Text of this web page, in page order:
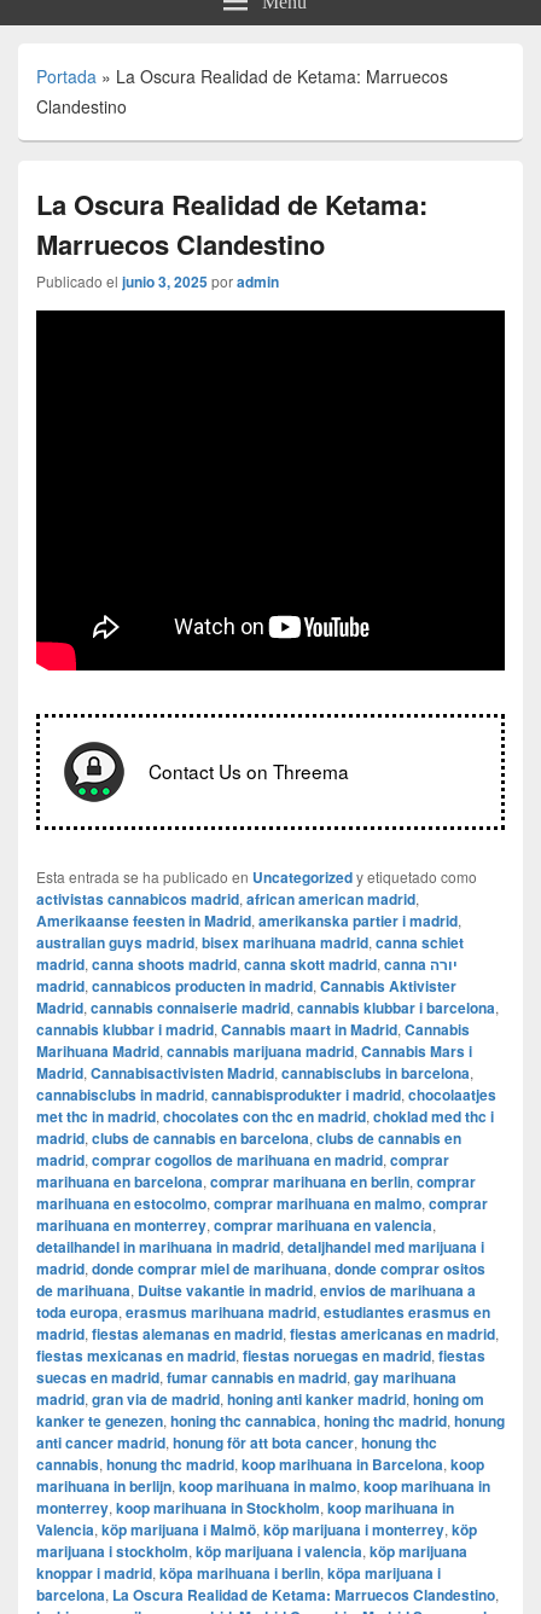
Portada » La Oscura Realidad de Ketama: Marruecos
Clandestino
La Oscura Realidad de Ketama:
Marruecos Clandestino
Publicado el junio 3, 2025poradmin
Contact Us on Threema
Esta entrada se ha publicado en Uncategorizedy etiquetado como
activistas cannabicos madrid, african american madrid,
Amerikaanse feesten in Madrid, amerikanska partier i madrid,
australian guys madrid, bisex marihuana madrid, canna schiet
madrid, canna shoots madrid, canna skott madrid, canna יורה
madrid, cannabicos producten in madrid, Cannabis Aktivister
Madrid, cannabis connaiserie madrid, cannabis klubbar i barcelona,
cannabis klubbar i madrid, Cannabis maart in Madrid, Cannabis
Marihuana Madrid, cannabis marijuana madrid, Cannabis Mars i
Madrid, Cannabisactivisten Madrid, cannabisclubs in barcelona,
cannabisclubs in madrid, cannabisprodukter i madrid, chocolaatjes
met thc in madrid, chocolates con thc en madrid, choklad med thc i
madrid, clubs de cannabis en barcelona, clubs de cannabis en
madrid, comprar cogollos de marihuana en madrid, comprar
marihuana en barcelona, comprar marihuana en berlin, comprar
marihuana en estocolmo, comprar marihuana en malmo, comprar
marihuana en monterrey, comprar marihuana en valencia,
detailhandel in marihuana in madrid, detaljhandel med marijuana i
madrid, donde comprar miel de marihuana, donde comprar ositos
de marihuana, Duitse vakantie in madrid, envios de marihuana a
toda europa, erasmus marihuana madrid, estudiantes erasmus en
madrid, fiestas alemanas en madrid, fiestas americanas en madrid,
fiestas mexicanas en madrid, fiestas noruegas en madrid, fiestas
suecas en madrid, fumar cannabis en madrid, gay marihuana
madrid, gran via de madrid, honing anti kanker madrid, honing om
kanker te genezen, honing thc cannabica, honing thc madrid, honung
anti cancer madrid, honung för att bota cancer, honung thc
cannabis, honung thc madrid, koop marihuana in Barcelona, koop
marihuana in berlijn, koop marihuana in malmo, koop marihuana in
monterrey, koop marihuana in Stockholm, ​​koop marihuana in
Valencia, köp marijuana i Malmö, köp marijuana i monterrey, köp
marijuana i stockholm, ​​köp marijuana i valencia, köp marijuana
knoppar i madrid, köpa marihuana i berlin, köpa marijuana i
barcelona, La Oscura Realidad de Ketama: Marruecos Clandestino,